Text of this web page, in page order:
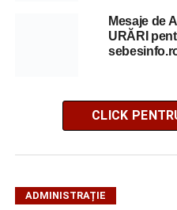
Mesaje de
URĂRI
CLICK
ADMINISTRAȚIE